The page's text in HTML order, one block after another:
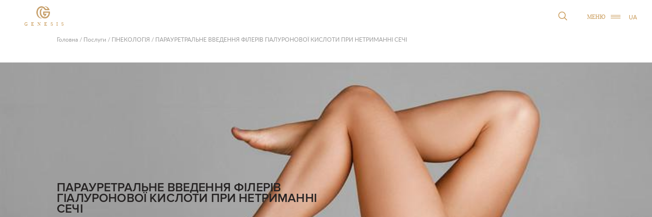
GENESIS
МЕНЮ UA
Головна / Послуги / ГІНЕКОЛОГІЯ / ПАРАУРЕТРАЛЬНЕ ВВЕДЕННЯ ФІЛЕРІВ ГІАЛУРОНОВОЇ КИСЛОТИ ПРИ НЕТРИМАННІ СЕЧІ
ПАРАУРЕТРАЛЬНЕ ВВЕДЕННЯ ФІЛЕРІВ
ГІАЛУРОНОВОЇ КИСЛОТИ ПРИ НЕТРИМАННІ
СЕЧІ